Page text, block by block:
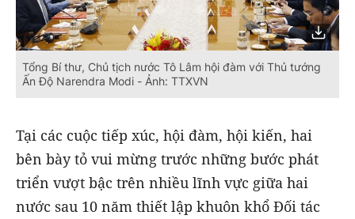
Tổng Bí thư, Chủ tịch nước Tô Lâm hội đàm với Thủ tướng
Ấn Độ Narendra Modi - Ảnh: TTXVN
Tại các cuộc tiếp xúc, hội đàm, hội kiến, hai
bên bày tỏ vui mừng trước những bước phát
triển vượt bậc trên nhiều lĩnh vực giữa hai
nước sau 10 năm thiết lập khuôn khổ Đối tác